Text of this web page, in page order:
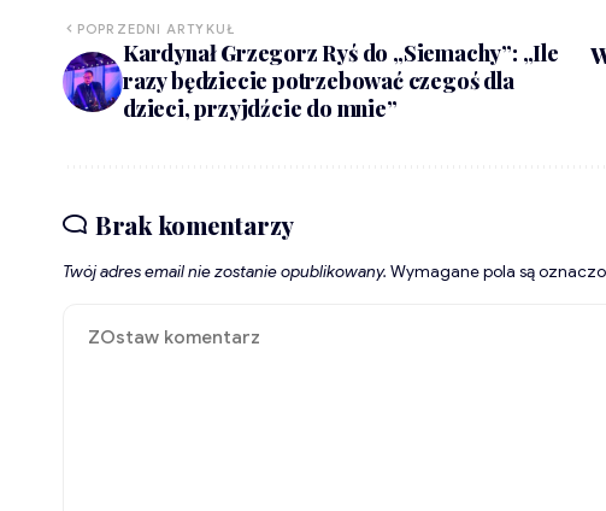
POPRZEDNI ARTYKUŁ
Kardynał Grzegorz Ryś do „Siemachy”: „Ile
razy będziecie potrzebować czegoś dla
dzieci, przyjdźcie do mnie”
Brak komentarzy
Twój adres email nie zostanie opublikowany. Wymagane pola są